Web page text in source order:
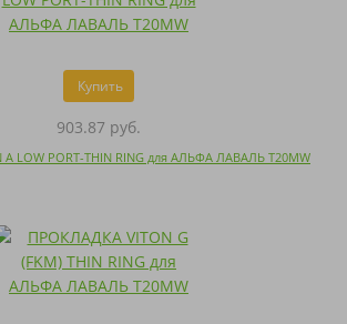
Купить
903.87 руб.
LOW PORT-THIN RING для АЛЬФА ЛАВАЛЬ T20MW